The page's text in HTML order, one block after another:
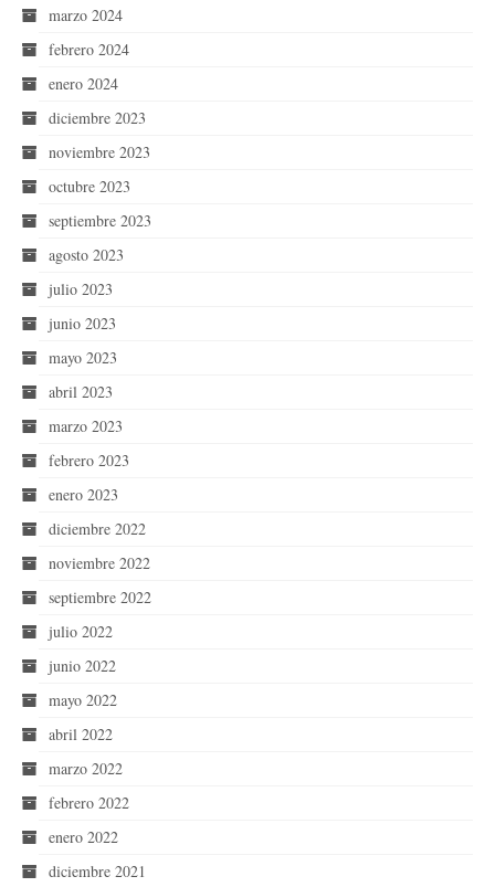
marzo 2024
febrero 2024
enero 2024
diciembre 2023
noviembre 2023
octubre 2023
septiembre 2023
agosto 2023
julio 2023
junio 2023
mayo 2023
abril 2023
marzo 2023
febrero 2023
enero 2023
diciembre 2022
noviembre 2022
septiembre 2022
julio 2022
junio 2022
mayo 2022
abril 2022
marzo 2022
febrero 2022
enero 2022
diciembre 2021